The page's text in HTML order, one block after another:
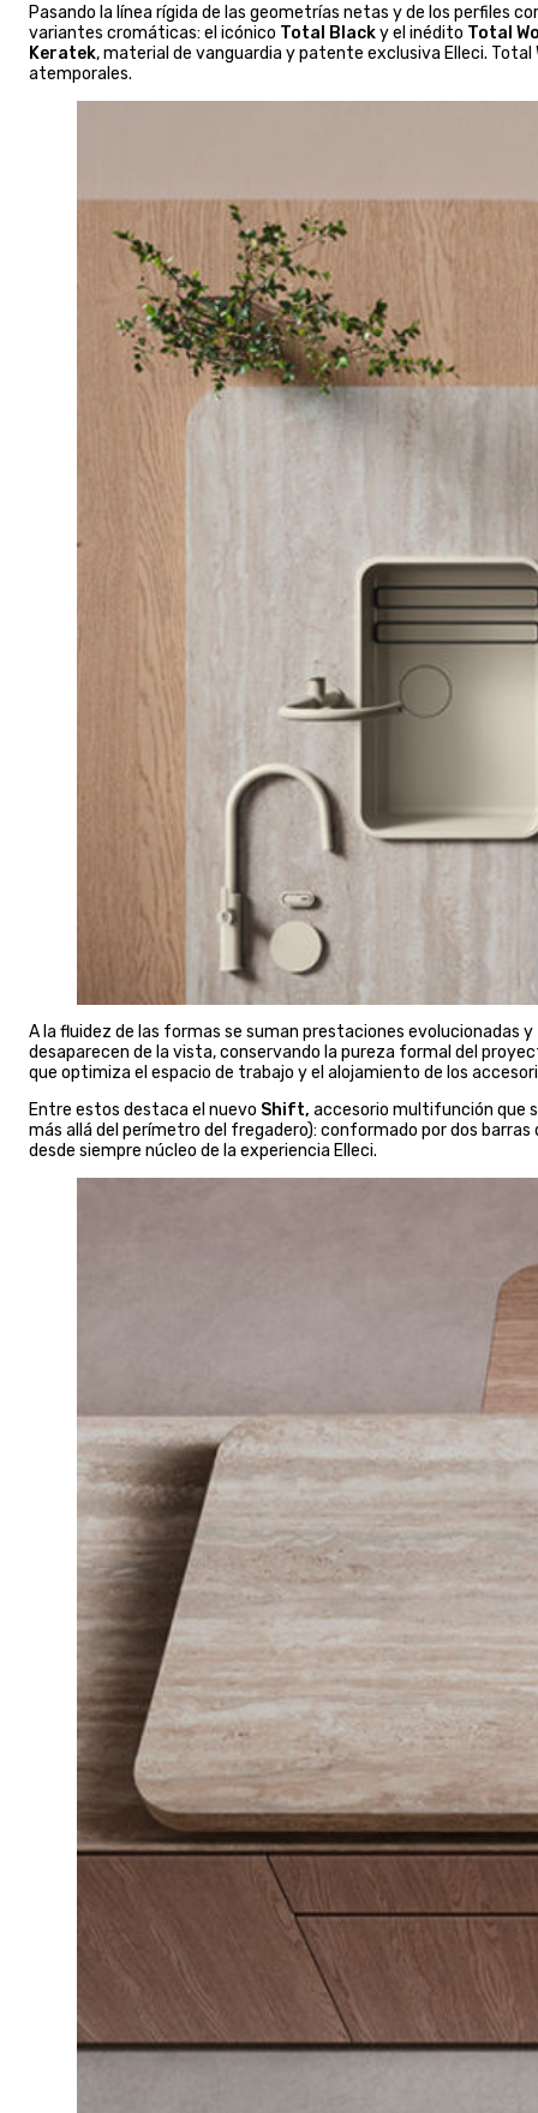
Pasando la línea rígida de las geometrías netas y de los perfiles
variantes cromáticas: el icónico Total Blacky el inédito Total
Keratek, material de vanguardia y patente exclusiva Elleci.
atemporales.
A la fluidez de las formas se suman prestaciones evolucionadas
desaparecen de la vista, conservando la pureza formal del
que optimiza el espacio de trabajo y el alojamiento de los
Entre estos destaca el nuevo Shift, accesorio multifunción que
más allá del perímetro del fregadero): conformado por dos
desde siempre núcleo de la experiencia Elleci.